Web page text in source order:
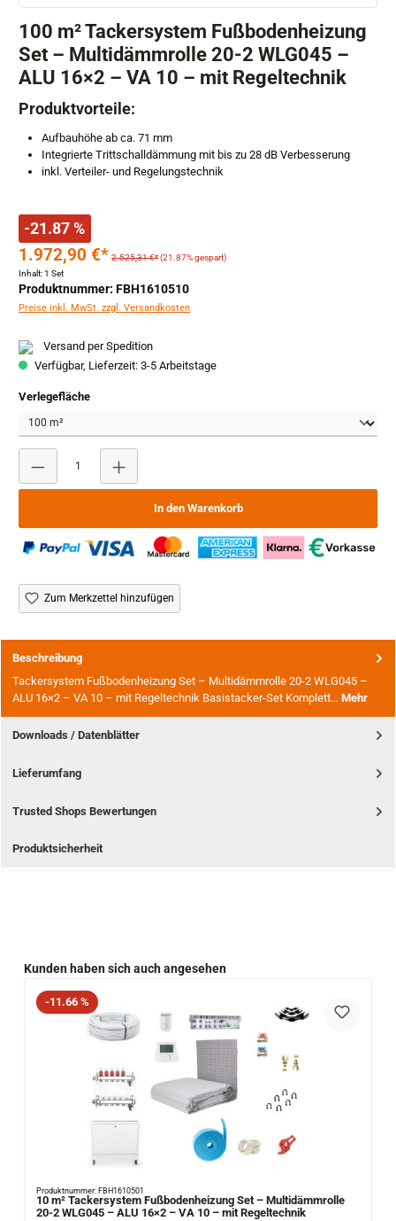
100 m² Tackersystem Fußbodenheizung
Set – Multidämmrolle 20-2 WLG045 –
ALU 16×2 – VA 10 – mit Regeltechnik
Produktvorteile:
Aufbauhöhe ab ca. 71 mm
Integrierte Trittschalldämmung mit bis zu 28 dB Verbesserung
inkl. Verteiler- und Regelungstechnik
-21.87 %
1.972,90 €* 2.525,31 €*(21.87% gespart)
Inhalt:1 Set
Produktnummer: FBH1610510
Preise inkl. MwSt. zzgl. Versandkosten
Versand per Spedition
Verfügbar, Lieferzeit: 3-5 Arbeitstage
Verlegeflächeauswählen
Produkt Anzahl: Gib den gewünschten Wert ein oder
In den Warenkorb
Zum Merkzettel hinzufügen
Beschreibung
Tackersystem Fußbodenheizung Set – Multidämmrolle 20-2 WLG045 –
ALU 16×2 – VA 10 – mit Regeltechnik Basistacker-Set Komplett… Mehr
Downloads / Datenblätter
Lieferumfang
Trusted Shops Bewertungen
Produktsicherheit
Produktgalerie überspringen
Kunden haben sich auch angesehen
Rabatt
-11.66 %
Produktnummer: FBH1610501
10 m² Tackersystem Fußbodenheizung Set – Multidämmrolle
20-2 WLG045 – ALU 16×2 – VA 10 – mit Regeltechnik